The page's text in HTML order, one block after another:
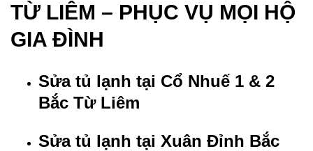
TỪ LIÊM – PHỤC VỤ MỌI HỘ
GIA ĐÌNH
Sửa tủ lạnh tại Cổ Nhuế 1 & 2
Bắc Từ Liêm
Sửa tủ lạnh tại Xuân Đỉnh Bắc